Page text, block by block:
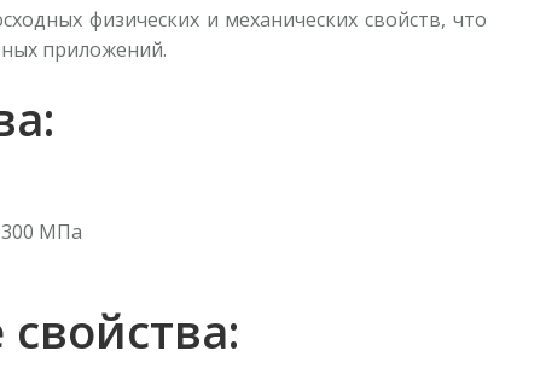
физических и механических свойств, что
приложений.
300 МПа